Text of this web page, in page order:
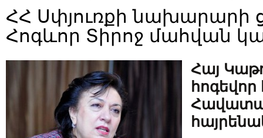
ՀՀ Սփյուռքի նախարարի
Հոգևոր Տիրոջ մահվան
Հայ
հոգեվոր